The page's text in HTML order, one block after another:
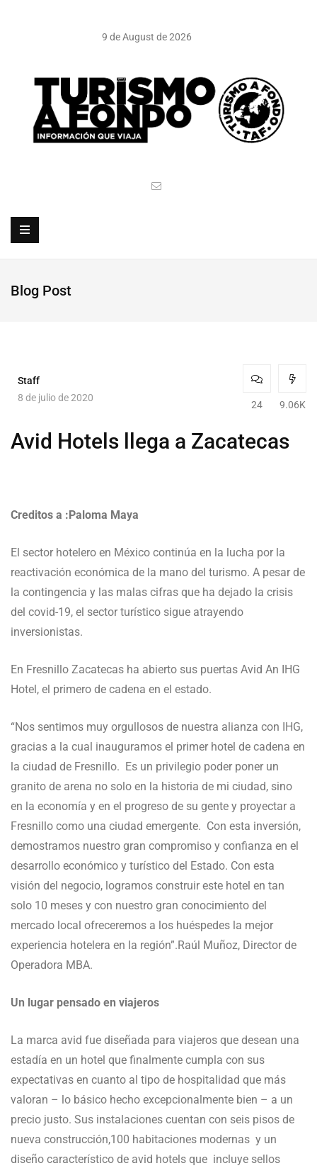
9 de August de 2026
Blog Post
Staff
8 de julio de 2020
24 9.06K
Avid Hotels llega a Zacatecas
Creditos a :Paloma Maya
El sector hotelero en México continúa en la lucha por la
reactivación económica de la mano del turismo. A pesar de
la contingencia y las malas cifras que ha dejado la crisis
del covid-19, el sector turístico sigue atrayendo
inversionistas.
En Fresnillo Zacatecas ha abierto sus puertas Avid An IHG
Hotel, el primero de cadena en el estado.
“Nos sentimos muy orgullosos de nuestra alianza con IHG,
gracias a la cual inauguramos el primer hotel de cadena en
la ciudad de Fresnillo. Es un privilegio poder poner un
granito de arena no solo en la historia de mi ciudad, sino
en la economía y en el progreso de su gente y proyectar a
Fresnillo como una ciudad emergente. Con esta inversión,
demostramos nuestro gran compromiso y confianza en el
desarrollo económico y turístico del Estado. Con esta
visión del negocio, logramos construir este hotel en tan
solo 10 meses y con nuestro gran conocimiento del
mercado local ofreceremos a los huéspedes la mejor
experiencia hotelera en la región”.Raúl Muñoz, Director de
Operadora MBA.
Un lugar pensado en viajeros
La marca avid fue diseñada para viajeros que desean una
estadía en un hotel que finalmente cumpla con sus
expectativas en cuanto al tipo de hospitalidad que más
valoran – lo básico hecho excepcionalmente bien – a un
precio justo. Sus instalaciones cuentan con seis pisos de
nueva construcción,100 habitaciones modernas y un
diseño característico de avid hotels que incluye sellos